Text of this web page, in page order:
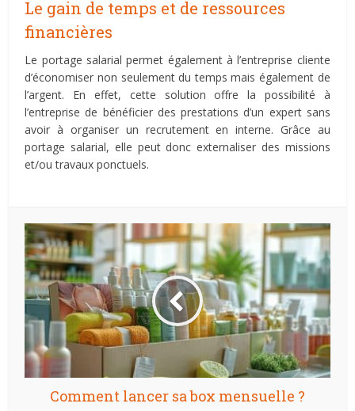
Le gain de temps et de ressources
financières
Le portage salarial permet également à l’entreprise cliente
d’économiser non seulement du temps mais également de
l’argent. En effet, cette solution offre la possibilité à
l’entreprise de bénéficier des prestations d’un expert sans
avoir à organiser un recrutement en interne. Grâce au
portage salarial, elle peut donc externaliser des missions
et/ou travaux ponctuels.
Comment lancer sa box mensuelle ?